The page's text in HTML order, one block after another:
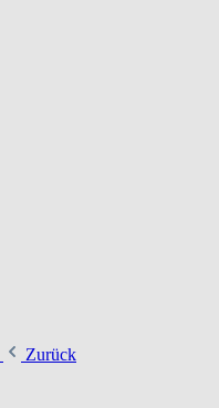
Zurück